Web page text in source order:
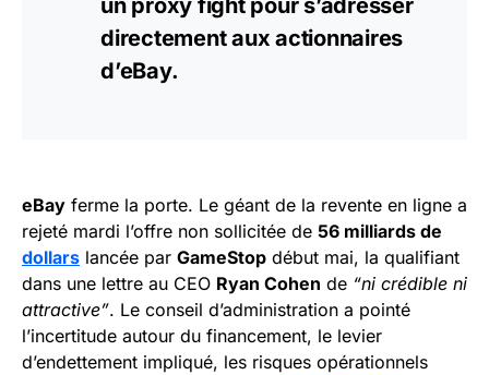
un proxy fight pour s’adresser
directement aux actionnaires
d’eBay.
eBay ferme la porte. Le géant de la revente en ligne a
rejeté mardi l’offre non sollicitée de 56 milliards de
dollars lancée par GameStop début mai, la qualifiant
dans une lettre au CEO Ryan Cohen de “ni crédible ni
attractive”. Le conseil d’administration a pointé
l’incertitude autour du financement, le levier
d’endettement impliqué, les risques opérationnels